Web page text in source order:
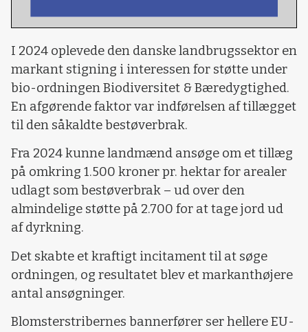
I 2024 oplevede den danske landbrugssektor en
markant stigning i interessen for støtte under
bio-ordningen Biodiversitet & Bæredygtighed.
En afgørende faktor var indførelsen af tillægget
til den såkaldte bestøverbrak.
Fra 2024 kunne landmænd ansøge om et tillæg
på omkring 1.500 kroner pr. hektar for arealer
udlagt som bestøverbrak – ud over den
almindelige støtte på 2.700 for at tage jord ud
af dyrkning.
Det skabte et kraftigt incitament til at søge
ordningen, og resultatet blev et markanthøjere
antal ansøgninger.
Blomsterstribernes bannerfører ser hellere EU-